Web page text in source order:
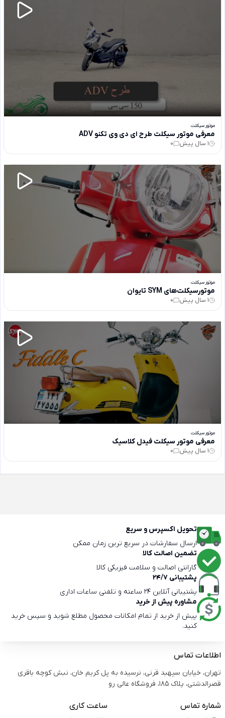
موتور سیکلت
معرفی موتور سیکلت طرح ای دی وی تکنو ADV
1 سال پیش 0
موتور سیکلت
موتورسیکلت‌های SYM تایوان
1 سال پیش 0
موتور سیکلت
معرفی موتور سیکلت فیدل کلاسیک
1 سال پیش 0
تحویل اکسپرس و سریع
ارسال سفارشات در سریع ترین زمان ممکن
تضمین اصالت کالا
گارانتی اصالت و سلامت فیزیکی کالا
پشتیبانی 24/7
پشتیبانی آنلاین 24 ساعته و تلفنی ساعات اداری
مشاوره پیش از خرید
پیش از خرید از تمام امکانات محصول مطلع شوید و سپس خرید
کنید.
اطلاعات تماس
تهران، خیابان سپهبد قرنی، نرسیده به پل کریم خان، نبش کوچه باقری
قصرالدشتی،‌ پلاک 185، فروشگاه عالی رو
شماره تماس ساعت کاری